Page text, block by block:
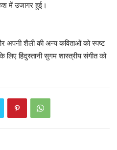
में उजागर हुई।
अपनी शैली की अन्य कविताओं को स्पष्ट
हिंदुस्तानी सुगम शास्त्रीय संगीत को